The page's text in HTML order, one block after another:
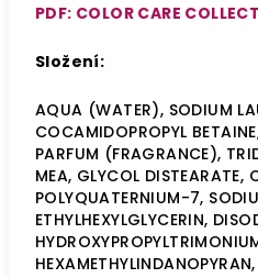
PDF: COLOR CARE
Složení:
AQUA (WATER), SODIUM
COCAMIDOPROPYL
PARFUM (FRAGRANCE),
MEA, GLYCOL DISTEARATE,
POLYQUATERNIUM-7,
ETHYLHEXYLGLYCERIN,